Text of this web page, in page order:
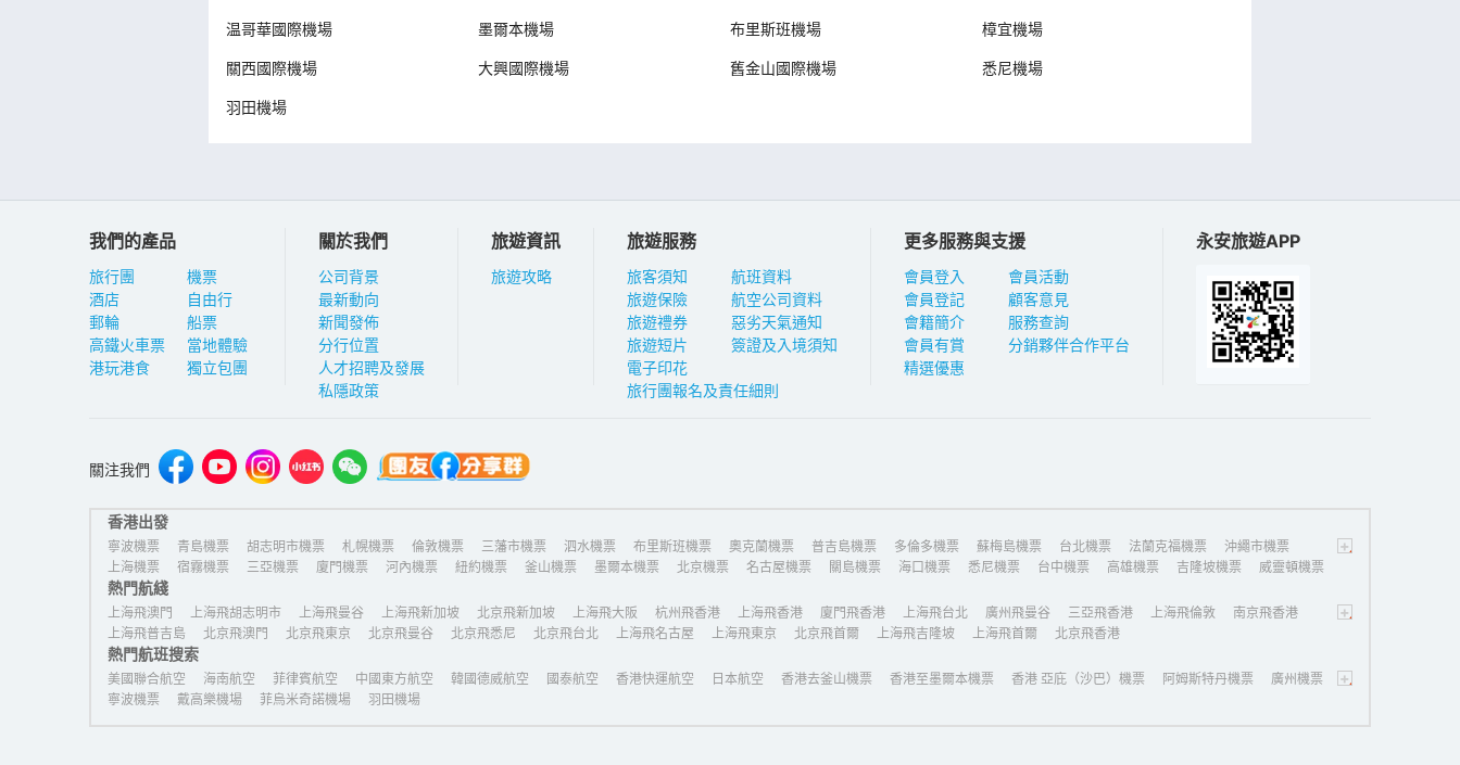
温哥華國際機場 墨爾本機場 布里斯班機場 樟宜機場
關西國際機場 大興國際機場 舊金山國際機場 悉尼機場
羽田機場
我們的產品
旅行團
酒店
郵輪
高鐵火車票
港玩港食
機票
自由行
船票
當地體驗
獨立包團
關於我們
公司背景
最新動向
新聞發佈
分行位置
人才招聘及發展
私隱政策
旅遊資訊
旅遊攻略
旅遊服務
旅客須知
旅遊保險
旅遊禮券
旅遊短片
電子印花
航班資料
航空公司資料
惡劣天氣通知
簽證及入境須知
旅行團報名及責任細則
更多服務與支援
會員登入
會員登記
會籍簡介
會員有賞
精選優惠
會員活動
顧客意見
服務查詢
分銷夥伴合作平台
永安旅遊APP
關注我們
香港出發
+
寧波機票 青島機票 胡志明市機票 札幌機票 倫敦機票 三藩市機票 泗水機票 布里斯班機票 奧克蘭機票 普吉島機票 多倫多機票 蘇梅島機票 台北機票 法蘭克福機票
沖繩市機票
上海機票
宿霧機票 三亞機票 廈門機票 河內機票 紐約機票 釜山機票 墨爾本機票 北京機票 名古屋機票 關島機票 海口機票 悉尼機票 台中機票 高雄機票 吉隆坡機票 威靈頓機票
熱門航綫
+
上海飛澳門 上海飛胡志明市 上海飛曼谷 上海飛新加坡 北京飛新加坡 上海飛大阪 杭州飛香港 上海飛香港 廈門飛香港 上海飛台北 廣州飛曼谷 三亞飛香港 上海飛倫敦
南京飛香港
上海飛普吉島
北京飛澳門 北京飛東京 北京飛曼谷 北京飛悉尼 北京飛台北 上海飛名古屋 上海飛東京 北京飛首爾 上海飛吉隆坡 上海飛首爾 北京飛香港
熱門航班搜索
+
美國聯合航空 海南航空 菲律賓航空 中國東方航空 韓國德威航空 國泰航空 香港快運航空 日本航空 香港去釜山機票 香港至墨爾本機票 香港 亞庇（沙巴）機票 阿姆斯特丹機票
廣州機票
寧波機票
戴高樂機場 菲烏米奇諾機場 羽田機場